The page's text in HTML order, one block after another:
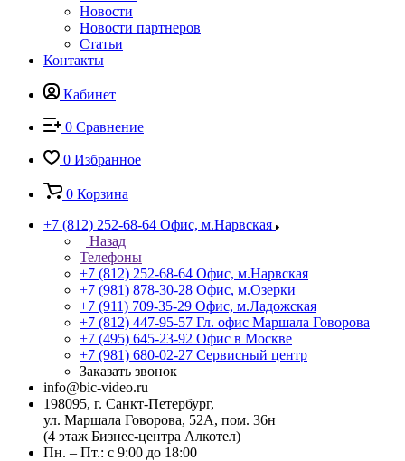
Новости
Новости партнеров
Статьи
Контакты
Кабинет
0 Сравнение
0 Избранное
0 Корзина
+7 (812) 252-68-64 Офис, м.Нарвская
Назад
Телефоны
+7 (812) 252-68-64 Офис, м.Нарвская
+7 (981) 878-30-28 Офис, м.Озерки
+7 (911) 709-35-29 Офис, м.Ладожская
+7 (812) 447-95-57 Гл. офис Маршала Говорова
+7 (495) 645-23-92 Офис в Москве
+7 (981) 680-02-27 Сервисный центр
Заказать звонок
info@bic-video.ru
198095, г. Санкт-Петербург,
ул. Маршала Говорова, 52А, пом. 36н
(4 этаж Бизнес-центра Алкотел)
Пн. – Пт.: с 9:00 до 18:00